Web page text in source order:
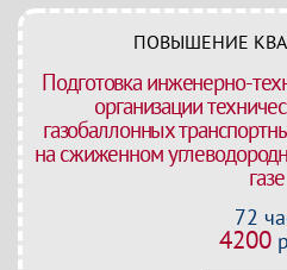
ПОВЫШЕНИЕ
Подготовка инженерно-
организации
газобаллонных
на сжиженном
газе
72
4200